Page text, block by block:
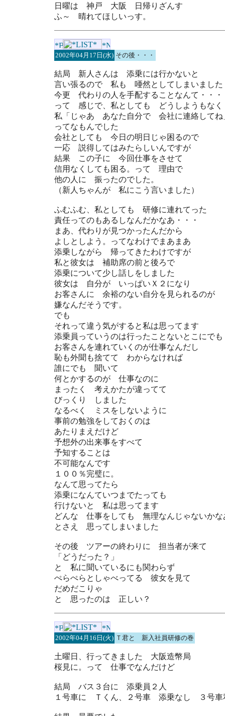
日曜は 神戸 大阪 日帰りざんす
ふ～ 晴れてほしいっす。
2002年04月17日(水) その後・・・
結局 新人さんは 添乗には行かないと
言い張るので 私も 唖然としてしまいました
今更 代わりの人を手配することなんて・・・
って 感じで、私としても どうしようもなく
私「じゃあ あなた自分で 会社に連絡してね
ってなもんでした
会社としても 今日の明日じゃ困るので
一応 説得してはみたらしいんですが
結果 この子に 今回仕事をさせて
信用なくしても困る。って 理由で
他の人に 振ったのでした。
（新人ちゃんが 私にこう言いました）
ふむふむ、私としても 研修に連れてった
責任ってのもあるしなんだかなあ・・・
まあ、代わりが見つかったんだから
よしとしよう。ってなわけでまあまあ
添乗しながら 帰ってきたわけですが
私と彼女は 補助席の前と後ろで
添乗について少し話しをしました
彼女は 自分が いっぱいＸ２になり
お客さんに 余裕のない自分を見られるのが
嫌なんだそうです。
でも
それって違う気がすると私は思ってます
添乗員っていうのは行ったことないとこにでも
お客さんを連れていくのが仕事なんだし
恥も外聞も捨てて わからなければ
誰にでも 聞いて
何とかするのが 仕事なのに
まったく 考えかたが違ってて
びっくり しました
なるべく ミスをしないように
事前の勉強をしておくのは
あたりまえだけど
予想外の出来事をすべて
予知することは
不可能なんです
１００％完璧に。
なんて思ってたら
添乗になんていつまでたっても
行けないと 私は思ってます
どんな 仕事をしても 無理なんじゃないかな
とさえ 思ってしまいました
その後 ツアーの終わりに 担当者が来て
「どうだった？」
と 私に聞いているにも関わらず
ぺらぺらとしゃべってる 彼女を見て
だめだこりゃ
と 思ったのは 正しい？
2002年04月16日(火) Ｔ君と 新入社員研修の巻
土曜日、行ってきました 大阪造幣局
桜見に。って 仕事でなんだけど
結局 バス３台に 添乗員２人
１号車に Ｔくん、２号車 添乗なし ３号